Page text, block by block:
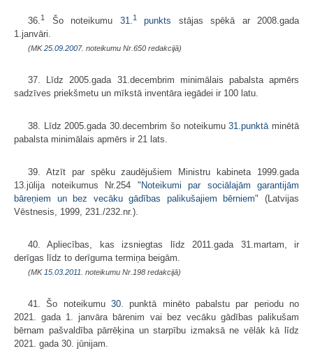
36.1 Šo noteikumu 31.1punkts stājas spēkā ar 2008.gada
1.janvāri.
(MK25.09.2007. noteikumu Nr.650 redakcijā)
37. Līdz 2005.gada 31.decembrim minimālais pabalsta apmērs
sadzīves priekšmetu un mīkstā inventāra iegādei ir 100 latu.
38. Līdz 2005.gada 30.decembrim šo noteikumu31.punktāminētā
pabalsta minimālais apmērs ir 21 lats.
39. Atzīt par spēku zaudējušiem Ministru kabineta 1999.gada
13.jūlija noteikumus Nr.254 " Noteikumi par sociālajām garantijām
bāreņiem un bez vecāku gādības palikušajiem bērniem" (Latvijas
Vēstnesis, 1999, 231./232.nr.).
40. Apliecības, kas izsniegtas līdz 2011.gada 31.martam, ir
derīgas līdz to derīguma termiņa beigām.
(MK15.03.2011. noteikumu Nr.198 redakcijā)
41. Šo noteikumu 30. punktā minēto pabalstu par periodu no
2021. gada 1. janvāra bārenim vai bez vecāku gādības palikušam
bērnam pašvaldība pārrēķina un starpību izmaksā ne vēlāk kā līdz
2021. gada 30. jūnijam.